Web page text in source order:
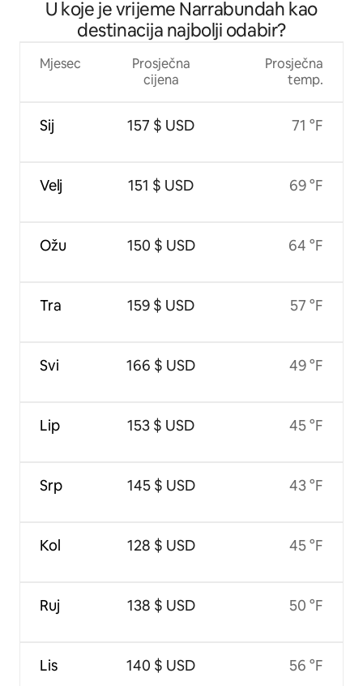
bazen, Netflix!
U koje je vrijeme Narrabundah kao
destinacija najbolji odabir?
Mjesec
Sij
Velj
Ožu
Tra
Svi
Lip
Srp
Kol
Ruj
Lis
Prosječna
cijena
157 $ USD
151 $ USD
150 $ USD
159 $ USD
166 $ USD
153 $ USD
145 $ USD
128 $ USD
138 $ USD
140 $ USD
Prosječna
temp.
71 °F
69 °F
64 °F
57 °F
49 °F
45 °F
43 °F
45 °F
50 °F
56 °F